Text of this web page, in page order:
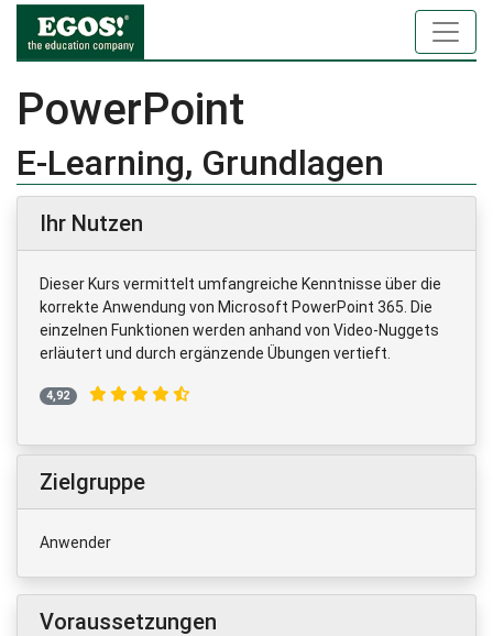
PowerPoint
E-Learning, Grundlagen
Ihr Nutzen
Dieser Kurs vermittelt umfangreiche Kenntnisse über die
korrekte Anwendung von Microsoft PowerPoint 365. Die
einzelnen Funktionen werden anhand von Video-Nuggets
erläutert und durch ergänzende Übungen vertieft.
4,92
Zielgruppe
Anwender
Voraussetzungen